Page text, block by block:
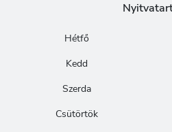
Hétfő
Kedd
Szerda
Csütörtök